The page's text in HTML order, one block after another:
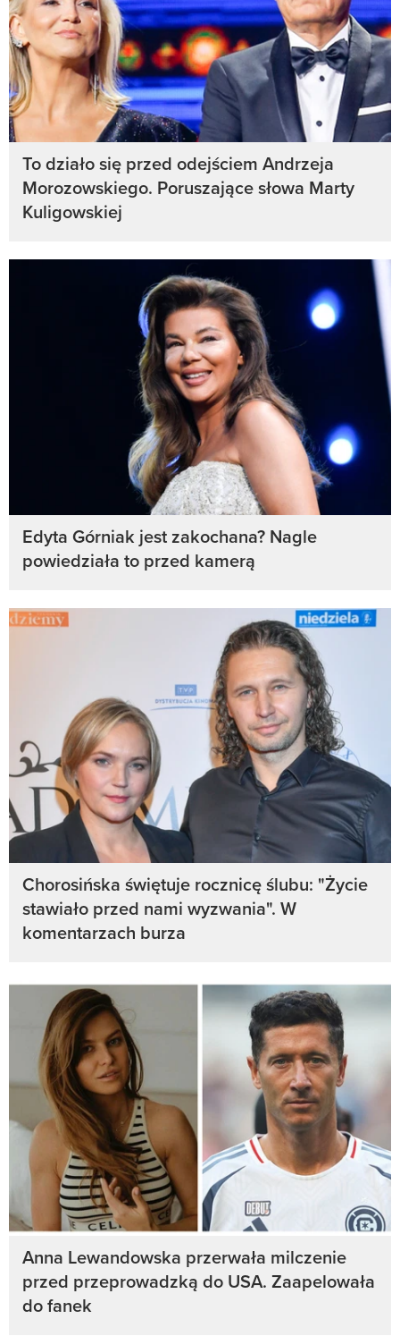
To działo się przed odejściem Andrzeja
Morozowskiego. Poruszające słowa Marty
Kuligowskiej
Edyta Górniak jest zakochana? Nagle
powiedziała to przed kamerą
Chorosińska świętuje rocznicę ślubu: "Życie
stawiało przed nami wyzwania". W
komentarzach burza
Anna Lewandowska przerwała milczenie
przed przeprowadzką do USA. Zaapelowała
do fanek